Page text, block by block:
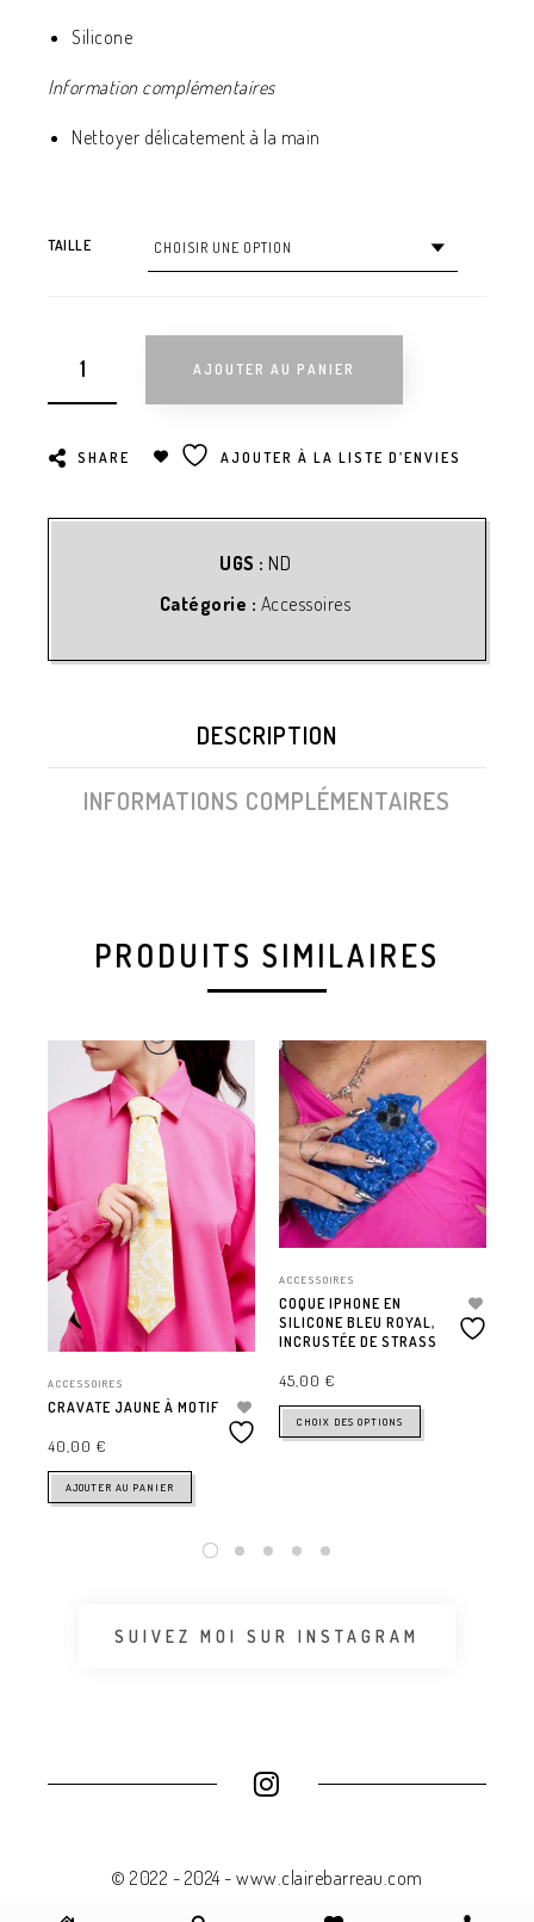
Silicone
Information complémentaires
Nettoyer délicatement à la main
TAILLE
AJOUTER AU PANIER
SHARE AJOUTER À LA LISTE D’ENVIES
UGS : ND
Catégorie : Accessoires
DESCRIPTION
INFORMATIONS COMPLÉMENTAIRES
PRODUITS SIMILAIRES
ACCESSOIRES
CRAVATE JAUNE À MOTIF
40,00 €
AJOUTER AU PANIER
ACCESSOIRES
COQUE IPHONE EN
SILICONE BLEU ROYAL,
INCRUSTÉE DE STRASS
45,00 €
CHOIX DES OPTIONS
SUIVEZ MOI SUR INSTAGRAM
© 2022 - 2024 - www.clairebarreau.com